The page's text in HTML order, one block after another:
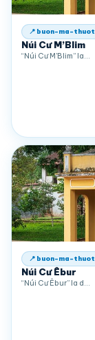
📍 buon-ma-thuot
Núi Cư M’Blim
“Núi Cư M'Blim” la…
📍 buon-ma-thuot
Núi Cư Êbur
“Núi Cư Êbur” la d…